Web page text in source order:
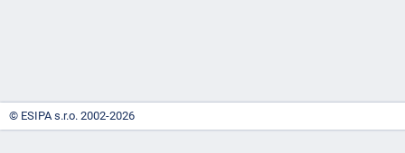
© ESIPA s.r.o. 2002-2026